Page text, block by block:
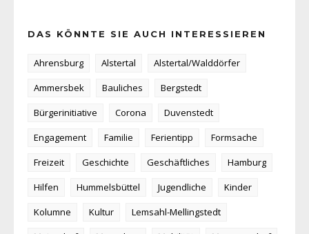
DAS KÖNNTE SIE AUCH INTERESSIEREN
Ahrensburg Alstertal
Alstertal/Walddörfer
Ammersbek
Bauliches
Bergstedt
Bürgerinitiative
Corona
Duvenstedt
Engagement
Familie Ferientipp
Formsache
Freizeit
Geschichte Geschäftliches
Hamburg
Hilfen
Hummelsbüttel Jugendliche
Kinder
Kolumne
Kultur
Lemsahl-Mellingstedt